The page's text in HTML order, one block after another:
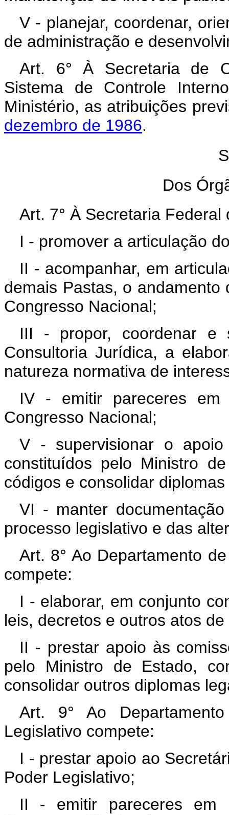
V - planejar, coordenar,
de administração e
Art. 6° À Secretaria de
Sistema de Controle
Ministério, as atribuições
dezembro de 1986.
Dos
Art. 7° À Secretaria
I - promover a articulação
II - acompanhar, em
demais Pastas, o
Congresso Nacional;
III - propor, coordenar e
Consultoria Jurídica, a
natureza normativa de
IV - emitir pareceres
Congresso Nacional;
V - supervisionar o
constituídos pelo Ministro
códigos e consolidar
VI - manter
processo legislativo e das
Art. 8° Ao Departamento
compete:
I - elaborar, em conjunto
leis, decretos e outros atos
II - prestar apoio às
pelo Ministro de Estado,
consolidar outros diplomas
Art. 9° Ao
Legislativo compete:
I - prestar apoio ao
Poder Legislativo;
II - emitir pareceres em